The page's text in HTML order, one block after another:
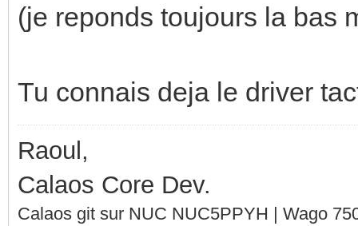
(je reponds toujours la bas
Tu connais deja le driver
Raoul,
Calaos Core Dev.
Calaos git sur NUC NUC5PPYH | Wago